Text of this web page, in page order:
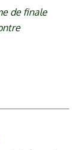
de finale